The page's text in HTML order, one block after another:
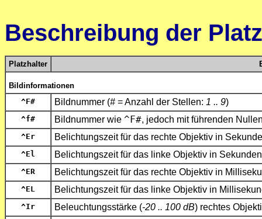
Beschreibung der
Platzhalter
Bildinformationen
^F# Bildnummer (# = Anzahl der Stellen: 1 .. 9)
^f# Bildnummer wie ^F#, jedoch mit führenden
^Er Belichtungszeit für das rechte Objektiv in
^El Belichtungszeit für das linke Objektiv in Sekunden
^ER Belichtungszeit für das rechte Objektiv in
^EL Belichtungszeit für das linke Objektiv in
^Ir Beleuchtungsstärke (-20 .. 100 dB) rechtes